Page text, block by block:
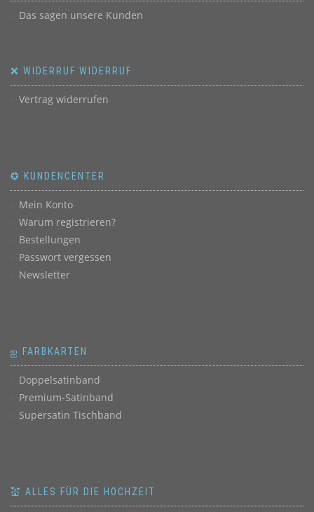
Das sagen unsere Kunden
❌ WIDERRUF WIDERRUF
Vertrag widerrufen
✪ KUNDENCENTER
Mein Konto
Warum registrieren?
Bestellungen
Passwort vergessen
Newsletter
ஐ FARBKARTEN
Doppelsatinband
Premium-Satinband
Supersatin Tischband
💒 ALLES FÜR DIE HOCHZEIT